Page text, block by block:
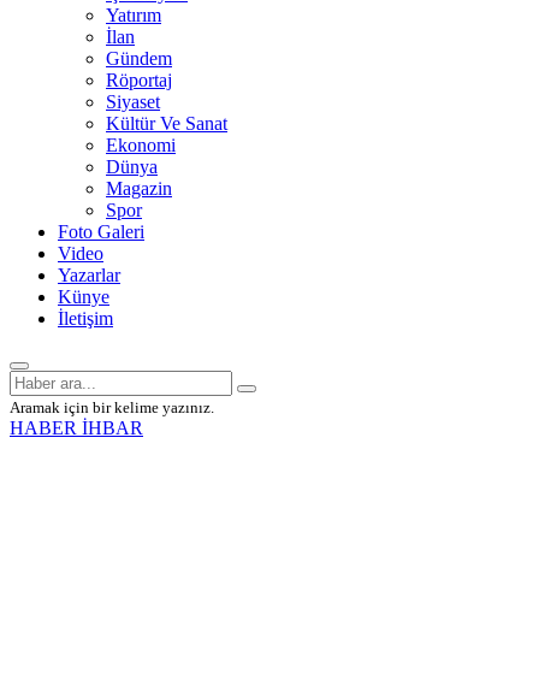
Yatırım
İlan
Gündem
Röportaj
Siyaset
Kültür Ve Sanat
Ekonomi
Dünya
Magazin
Spor
Foto Galeri
Video
Yazarlar
Künye
İletişim
Aramak için bir kelime yazınız.
HABER İHBAR